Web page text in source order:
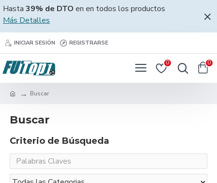
Hasta 39% de DTO en en todos los productos
Más Detalles
INICIAR SESIÓN REGISTRARSE
0 0
Buscar
Buscar
Criterio de Búsqueda